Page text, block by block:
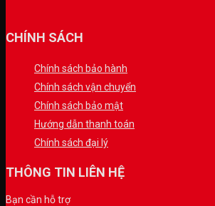
CHÍNH SÁCH
Chính sách bảo hành
Chính sách vận chuyển
Chính sách bảo mật
Hướng dẫn thanh toán
Chính sách đại lý
THÔNG TIN LIÊN HỆ
Bạn cần hỗ trợ